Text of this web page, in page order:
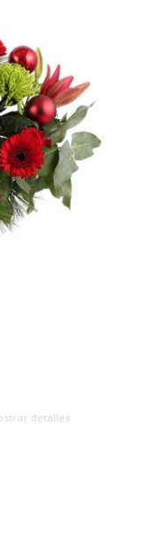
detalles